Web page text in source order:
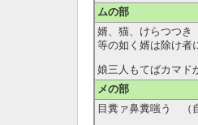
ムの部
婿、猫、けらつつ
等の如く婿は除け者
娘三人もてばカマド
メの部
目糞ァ鼻糞嗤う （